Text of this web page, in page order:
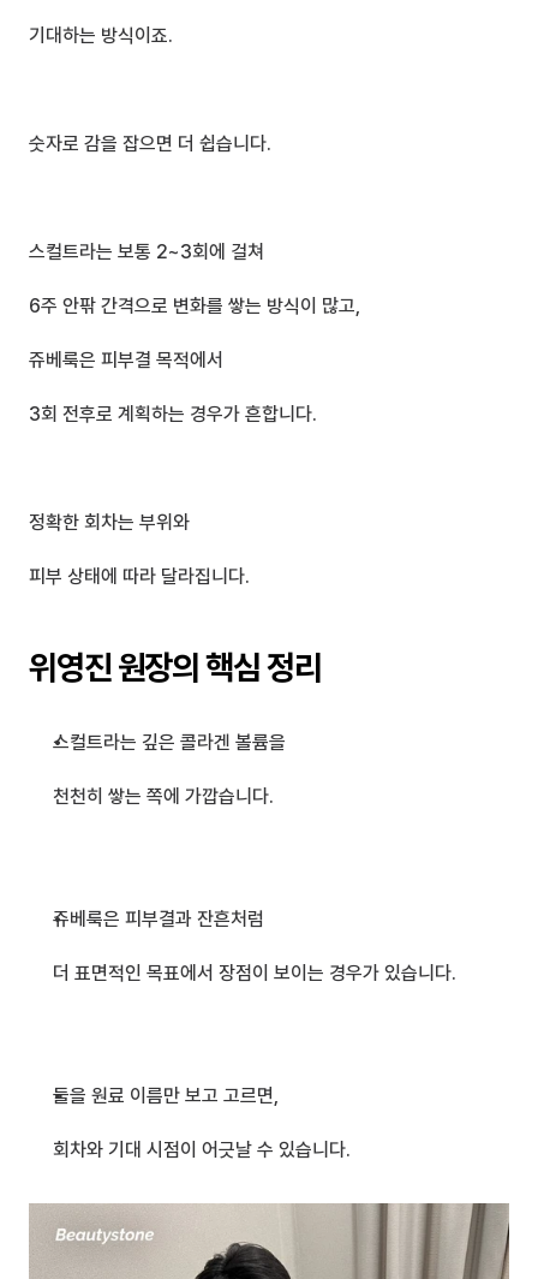
기대하는 방식이죠.
숫자로 감을 잡으면 더 쉽습니다.
스컬트라는 보통 2~3회에 걸쳐
6주 안팎 간격으로 변화를 쌓는 방식이 많고,
쥬베룩은 피부결 목적에서
3회 전후로 계획하는 경우가 흔합니다.
정확한 회차는 부위와
피부 상태에 따라 달라집니다.
위영진 원장의 핵심 정리
스컬트라는 깊은 콜라겐 볼륨을
천천히 쌓는 쪽에 가깝습니다.
쥬베룩은 피부결과 잔흔처럼
더 표면적인 목표에서 장점이 보이는 경우가 있습니다.
둘을 원료 이름만 보고 고르면,
회차와 기대 시점이 어긋날 수 있습니다.